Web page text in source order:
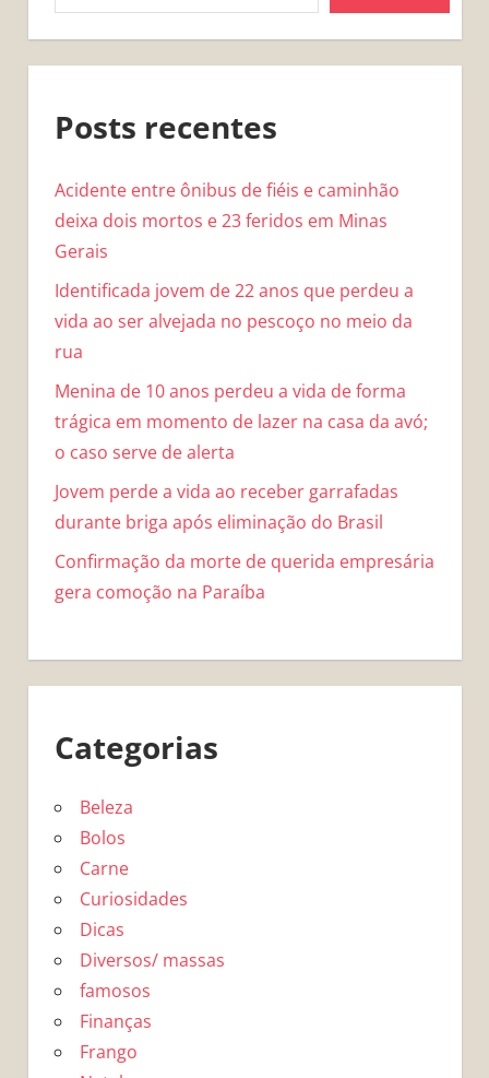
Posts recentes
Acidente entre ônibus de fiéis e caminhão
deixa dois mortos e 23 feridos em Minas
Gerais
Identificada jovem de 22 anos que perdeu a
vida ao ser alvejada no pescoço no meio da
rua
Menina de 10 anos perdeu a vida de forma
trágica em momento de lazer na casa da avó;
o caso serve de alerta
Jovem perde a vida ao receber garrafadas
durante briga após eliminação do Brasil
Confirmação da morte de querida empresária
gera comoção na Paraíba
Categorias
Beleza
Bolos
Carne
Curiosidades
Dicas
Diversos/ massas
famosos
Finanças
Frango